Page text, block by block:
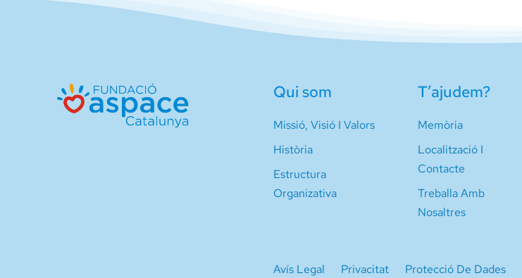
Qui som
Missió, Visió I Valors
Història
Estructura
Organizativa
T’ajudem?
Memòria
Localització I
Contacte
Treballa Amb
Nosaltres
Avís Legal Privacitat Protecció De Dades